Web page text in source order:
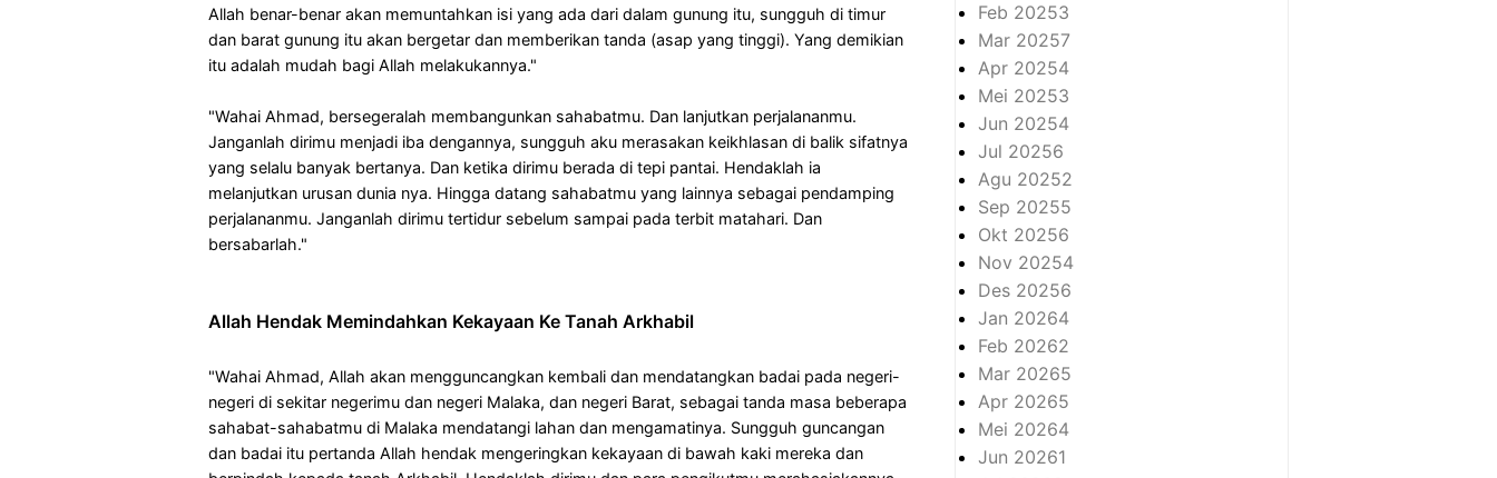
Allah benar-benar akan memuntahkan isi yang ada dari dalam gunung itu, sungguh di timur
dan barat gunung itu akan bergetar dan memberikan tanda (asap yang tinggi). Yang demikian
itu adalah mudah bagi Allah melakukannya."
"Wahai Ahmad, bersegeralah membangunkan sahabatmu. Dan lanjutkan perjalananmu.
Janganlah dirimu menjadi iba dengannya, sungguh aku merasakan keikhlasan di balik sifatnya
yang selalu banyak bertanya. Dan ketika dirimu berada di tepi pantai. Hendaklah ia
melanjutkan urusan dunia nya. Hingga datang sahabatmu yang lainnya sebagai pendamping
perjalananmu. Janganlah dirimu tertidur sebelum sampai pada terbit matahari. Dan
bersabarlah."
Allah Hendak Memindahkan Kekayaan Ke Tanah Arkhabil
"Wahai Ahmad, Allah akan mengguncangkan kembali dan mendatangkan badai pada negeri-
negeri di sekitar negerimu dan negeri Malaka, dan negeri Barat, sebagai tanda masa beberapa
sahabat-sahabatmu di Malaka mendatangi lahan dan mengamatinya. Sungguh guncangan
dan badai itu pertanda Allah hendak mengeringkan kekayaan di bawah kaki mereka dan
Feb 20253
Mar 20257
Apr 20254
Mei 20253
Jun 20254
Jul 20256
Agu 20252
Sep 20255
Okt 20256
Nov 20254
Des 20256
Jan 20264
Feb 20262
Mar 20265
Apr 20265
Mei 20264
Jun 20261